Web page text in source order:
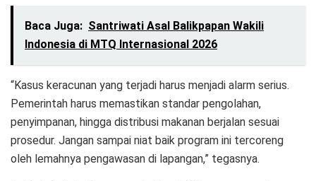
Baca Juga: Santriwati Asal Balikpapan Wakili
Indonesia di MTQ Internasional 2026
“Kasus keracunan yang terjadi harus menjadi alarm serius.
Pemerintah harus memastikan standar pengolahan,
penyimpanan, hingga distribusi makanan berjalan sesuai
prosedur. Jangan sampai niat baik program ini tercoreng
oleh lemahnya pengawasan di lapangan,” tegasnya.